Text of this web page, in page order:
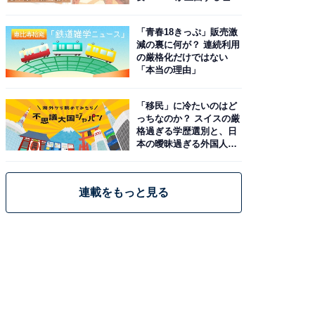
「青春18きっぷ」販売激
減の裏に何が？ 連続利用
の厳格化だけではない
「本当の理由」
「移民」に冷たいのはど
っちなのか？ スイスの厳
格過ぎる学歴選別と、日
本の曖昧過ぎる外国人政
連載をもっと見る